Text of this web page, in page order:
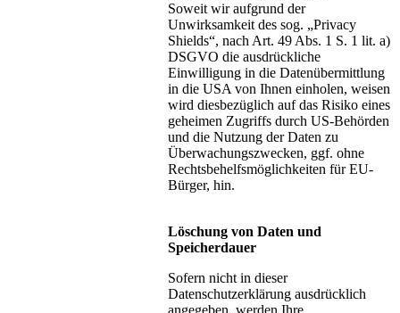
Soweit wir aufgrund der
Unwirksamkeit des sog. „Privacy
Shields“, nach Art. 49 Abs. 1 S. 1 lit. a)
DSGVO die ausdrückliche
Einwilligung in die Datenübermittlung
in die USA von Ihnen einholen, weisen
wird diesbezüglich auf das Risiko eines
geheimen Zugriffs durch US-Behörden
und die Nutzung der Daten zu
Überwachungszwecken, ggf. ohne
Rechtsbehelfsmöglichkeiten für EU-
Bürger, hin.
Löschung von Daten und
Speicherdauer
Sofern nicht in dieser
Datenschutzerklärung ausdrücklich